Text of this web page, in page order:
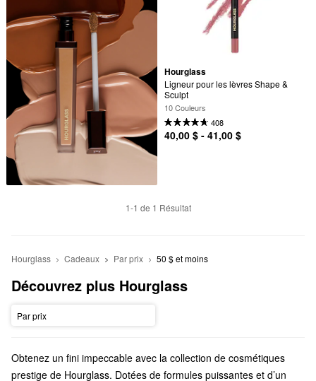
Hourglass
Ligneur pour les lèvres Shape &
Sculpt
10 Couleurs
408
40,00 $ - 41,00 $
1-1 de 1 Résultat
Hourglass Cadeaux Par prix 50 $ et moins
Découvrez plus Hourglass
Par prix
Obtenez un fini impeccable avec la collection de cosmétiques
prestige de Hourglass. Dotées de formules puissantes et d’un